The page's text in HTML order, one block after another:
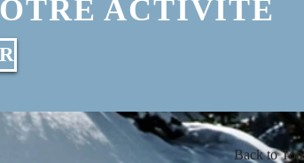
ACTIVITÉ
Back to Top